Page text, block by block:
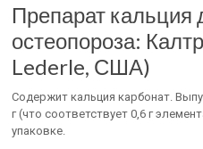
Препарат кальция
остеопороза:
Lederle, США)
Содержит кальция карбонат.
г (что соответствует 0,6 г
упаковке.